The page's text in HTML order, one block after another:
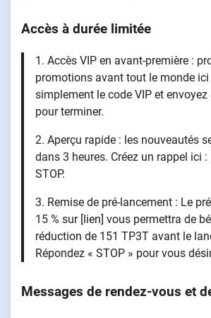
Accès à durée limitée
1. Accès VIP en avant-première :
promotions avant tout le monde ici
simplement le code VIP et envoyez
pour terminer.
2. Aperçu rapide : les nouveautés
dans 3 heures. Créez un rappel ici
STOP.
3. Remise de pré-lancement : Le
15 % sur [lien] vous permettra de
réduction de 151 TP3T avant le
Répondez « STOP » pour vous
Messages de rendez-vous et